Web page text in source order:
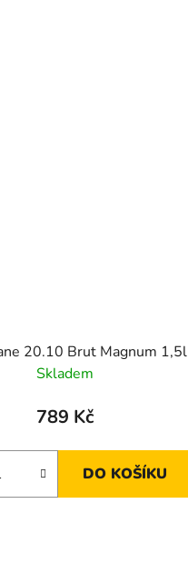
20.10 Brut Magnum 1,5l
Skladem
789 Kč
DO KOŠÍKU